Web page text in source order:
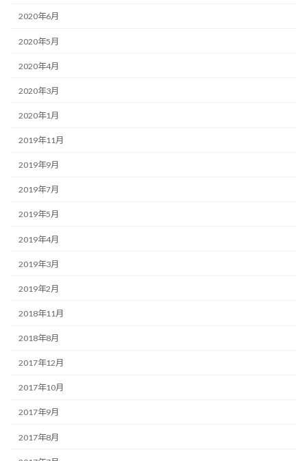
2020年6月
2020年5月
2020年4月
2020年3月
2020年1月
2019年11月
2019年9月
2019年7月
2019年5月
2019年4月
2019年3月
2019年2月
2018年11月
2018年8月
2017年12月
2017年10月
2017年9月
2017年8月